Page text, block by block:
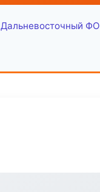
Дальневосточный ФО